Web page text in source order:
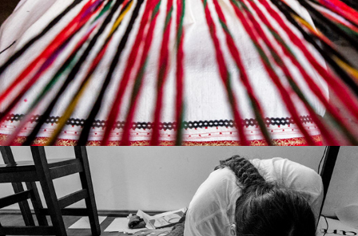
Ръчно изработване: тъкани колани